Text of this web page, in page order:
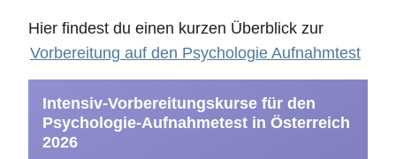
Hier findest du einen kurzen Überblick zur
Vorbereitung auf den Psychologie Aufnahmtest
Intensiv-Vorbereitungskurse für den
Psychologie-Aufnahmetest in Österreich
2026